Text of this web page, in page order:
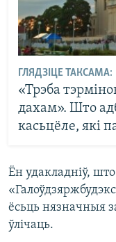
ГЛЯДЗІЦЕ ТАКСАМА:
«Трэба
дахам». Што
касьцёле, які
Ён удакладніў,
ёсьць нязначныя
ўлічаць.